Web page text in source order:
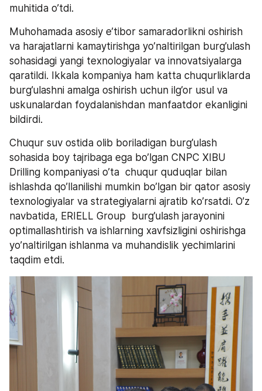
muhitida o’tdi.
Muhohamada asosiy e’tibor samaradorlikni oshirish
va harajatlarni kamaytirishga yo’naltirilgan burg’ulash
sohasidagi yangi texnologiyalar va innovatsiyalarga
qaratildi. Ikkala kompaniya ham katta chuqurliklarda
burg’ulashni amalga oshirish uchun ilg’or usul va
uskunalardan foydalanishdan manfaatdor ekanligini
bildirdi.
Chuqur suv ostida olib boriladigan burg’ulash
sohasida boy tajribaga ega bo’lgan CNPC XIBU
Drilling kompaniyasi o’ta  chuqur quduqlar bilan
ishlashda qo’llanilishi mumkin bo’lgan bir qator asosiy
texnologiyalar va strategiyalarni ajratib ko’rsatdi. O’z
navbatida, ERIELL Group  burg’ulash jarayonini
optimallashtirish va ishlarning xavfsizligini oshirishga
yo’naltirilgan ishlanma va muhandislik yechimlarini
taqdim etdi.